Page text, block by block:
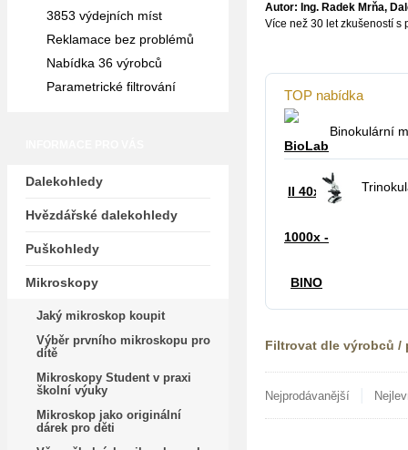
Autor: Ing. Radek Mrňa,
Více než 30 let zkušeností s
TOP nabídka
Binokulární
Filtrovat dle výrobců /
Nejprodávanější
3853 výdejních míst
Reklamace bez problémů
Nabídka 36 výrobců
Parametrické filtrování
Dalekohledy
Hvězdářské dalekohledy
Puškohledy
Mikroskopy
Jaký mikroskop koupit
Výběr prvního mikroskopu pro
dítě
Mikroskopy Student v praxi
školní výuky
Mikroskop jako originální
dárek pro děti